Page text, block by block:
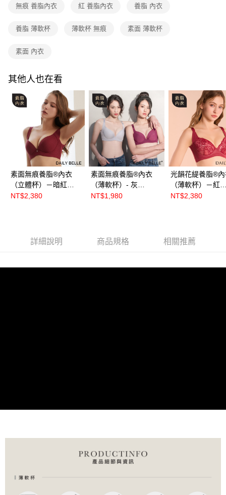
無痕 養脂內衣 紅 養脂內衣 養脂 內衣
養脂 薄軟杯 薄軟杯 無痕 素面 薄軟杯
素面 內衣
其他人也在看
素面無痕養脂®內衣
（立體杯）－暗紅
【R86171】
NT$2,380
素面無痕養脂®內衣
（薄軟杯）- 灰
【R8621】
NT$1,980
光韻花緹養脂®
（薄軟杯）－紅
【R8652】
NT$2,380
詳細說明 商品規格 相關推薦